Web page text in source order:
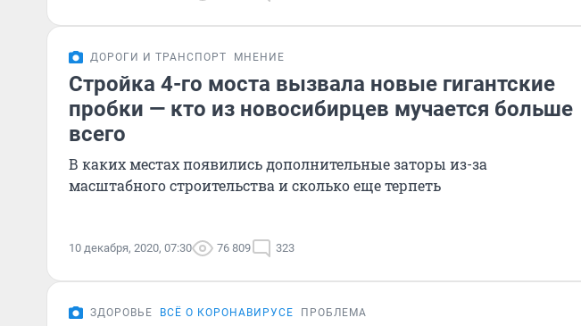
ДОРОГИ И ТРАНСПОРТ МНЕНИЕ
Стройка 4-го моста вызвала новые гигантские
пробки — кто из новосибирцев мучается больше
всего
В каких местах появились дополнительные заторы из-за
масштабного строительства и сколько еще терпеть
10 декабря, 2020, 07:30 76 809 323
ЗДОРОВЬЕ ВСЁ О КОРОНАВИРУСЕ ПРОБЛЕМА